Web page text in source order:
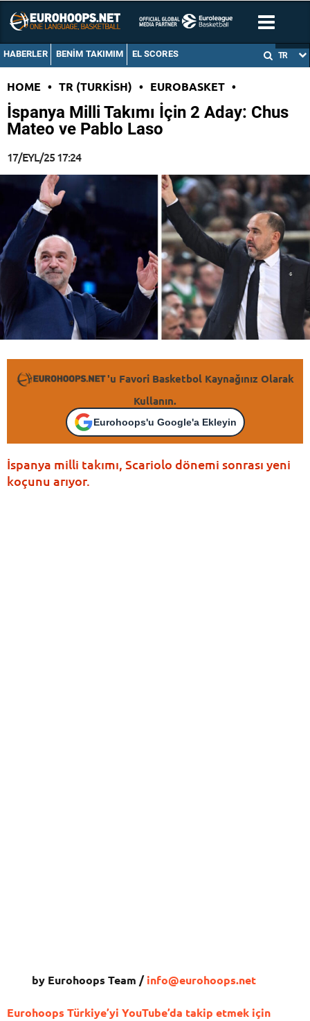
HABERLER BENIM TAKIMIM EL SCORES TR
HOME • TR (TURKISH) • EUROBASKET •
İspanya Milli Takımı İçin 2 Aday: Chus
Mateo ve Pablo Laso
17/EYL/25 17:24
'u Favori Basketbol Kaynağınız Olarak
Kullanın.
Eurohoops'u Google'a Ekleyin
İspanya milli takımı, Scariolo dönemi sonrası yeni
koçunu arıyor.
by Eurohoops Team /info@eurohoops.net
Eurohoops Türkiye’yi YouTube’da takip etmek için